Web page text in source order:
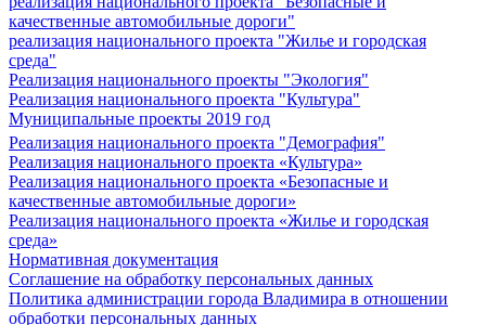
качественные автомобильные дороги"
реализация национального проекта "Жилье и городская
среда"
Реализация национального проекты "Экология"
Реализация национального проекта "Культура"
Муниципальные проекты 2019 год
Реализация национального проекта "Демография"
Реализация национального проекта «Культура»
Реализация национального проекта «Безопасные и
качественные автомобильные дороги»
Реализация национального проекта «Жилье и городская
среда»
Нормативная документация
Соглашение на обработку персональных данных
Политика администрации города Владимира в отношении
обработки персональных данных